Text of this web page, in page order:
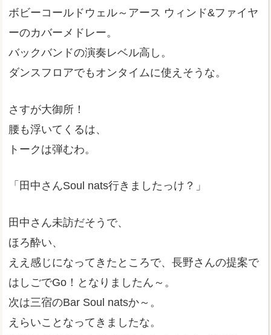
ボビーコールドウェル～アース ウィンド&ファイヤ
ーのカバーメドレー。
バックバンドの演奏レベル高し。
ダンスフロアでもオンタイムに使えそうな。
さすが大御所！
腰も浮いてくるは、
トークは弾むわ。
「田中さんSoul nats行きましたっけ？」
田中さん未訪だそうで、
ほろ酔い、
ええ感じになってきたところで、長野さんの提案で
はしごでGo！となりましたん～。
次は三宿のBar Soul natsか～。
えらいことなってきましたな。